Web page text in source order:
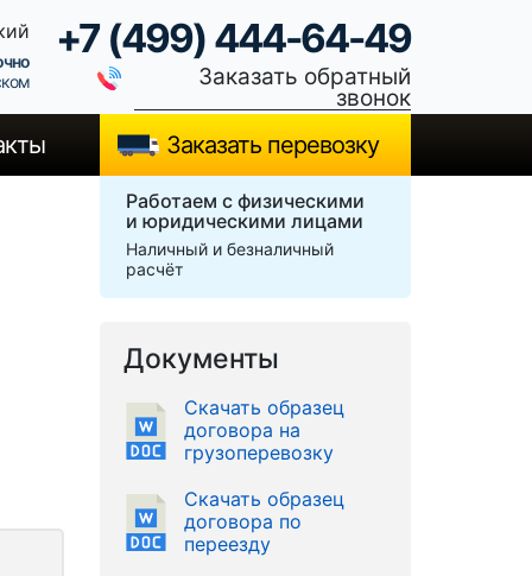
+7 (499) 444-64-49
Заказать обратный
звонок
Заказать перевозку
Работаем с физическими
и юридическими лицами
Наличный и безналичный
расчёт
Документы
Скачать образец
договора на
грузоперевозку
Скачать образец
договора по
переезду